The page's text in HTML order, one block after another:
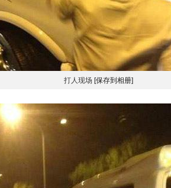
打人现场 [保存到相册]